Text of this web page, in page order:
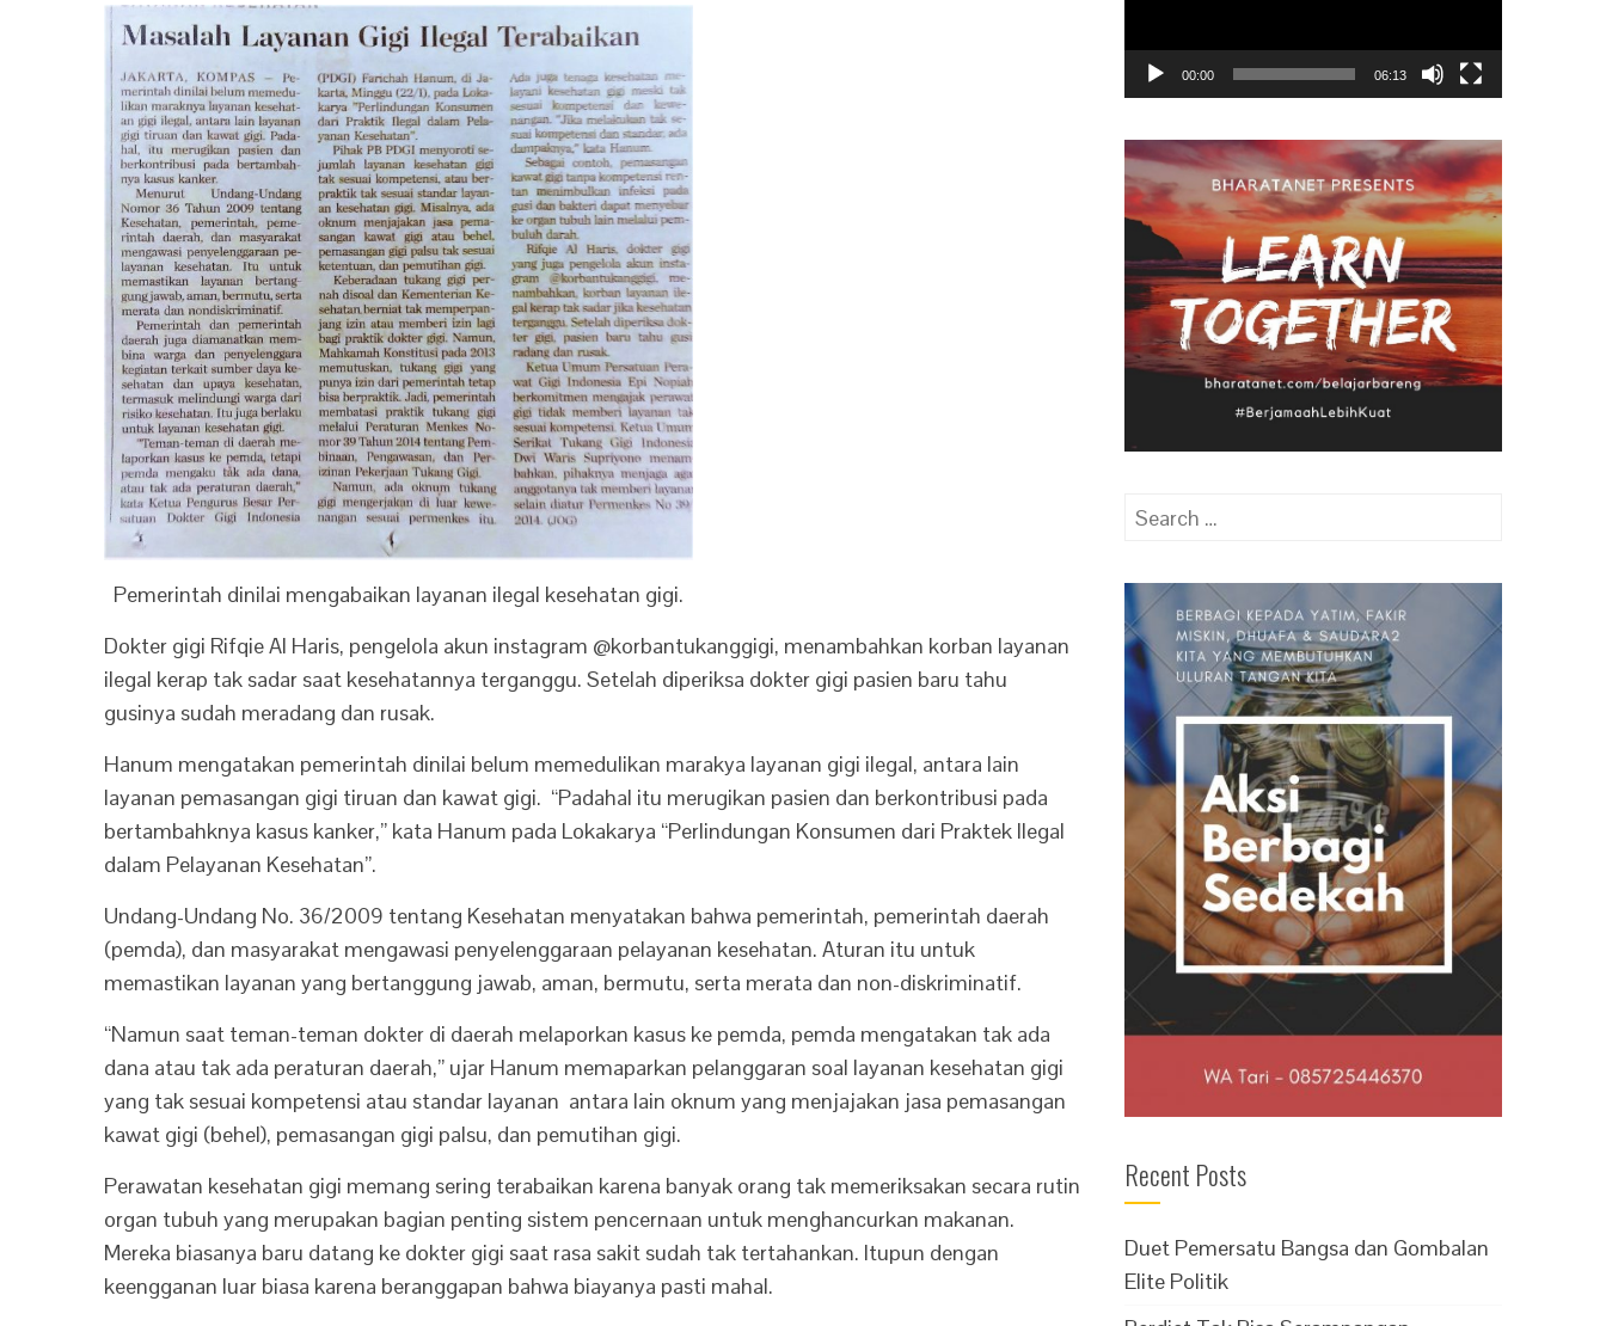
Pemerintah dinilai mengabaikan layanan ilegal kesehatan gigi.
Dokter gigi Rifqie Al Haris, pengelola akun instagram @korbantukanggigi, menambahkan korban layanan
ilegal kerap tak sadar saat kesehatannya terganggu. Setelah diperiksa dokter gigi pasien baru tahu
gusinya sudah meradang dan rusak.
Hanum mengatakan pemerintah dinilai belum memedulikan marakya layanan gigi ilegal, antara lain
layanan pemasangan gigi tiruan dan kawat gigi. “Padahal itu merugikan pasien dan berkontribusi pada
bertambahknya kasus kanker,” kata Hanum pada Lokakarya “Perlindungan Konsumen dari Praktek Ilegal
dalam Pelayanan Kesehatan”.
Undang-Undang No. 36/2009 tentang Kesehatan menyatakan bahwa pemerintah, pemerintah daerah
(pemda), dan masyarakat mengawasi penyelenggaraan pelayanan kesehatan. Aturan itu untuk
memastikan layanan yang bertanggung jawab, aman, bermutu, serta merata dan non-diskriminatif.
“Namun saat teman-teman dokter di daerah melaporkan kasus ke pemda, pemda mengatakan tak ada
dana atau tak ada peraturan daerah,” ujar Hanum memaparkan pelanggaran soal layanan kesehatan gigi
yang tak sesuai kompetensi atau standar layanan antara lain oknum yang menjajakan jasa pemasangan
kawat gigi (behel), pemasangan gigi palsu, dan pemutihan gigi.
Perawatan kesehatan gigi memang sering terabaikan karena banyak orang tak memeriksakan secara rutin
organ tubuh yang merupakan bagian penting sistem pencernaan untuk menghancurkan makanan.
Mereka biasanya baru datang ke dokter gigi saat rasa sakit sudah tak tertahankan. Itupun dengan
keengganan luar biasa karena beranggapan bahwa biayanya pasti mahal.
00:00 06:13
Search
Recent Posts
Duet Pemersatu Bangsa dan Gombalan
Elite Politik